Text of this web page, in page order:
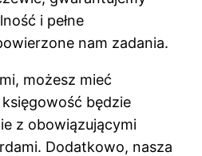
i pełne
nam zadania.
możesz mieć
będzie
z obowiązującymi
Dodatkowo, nasza